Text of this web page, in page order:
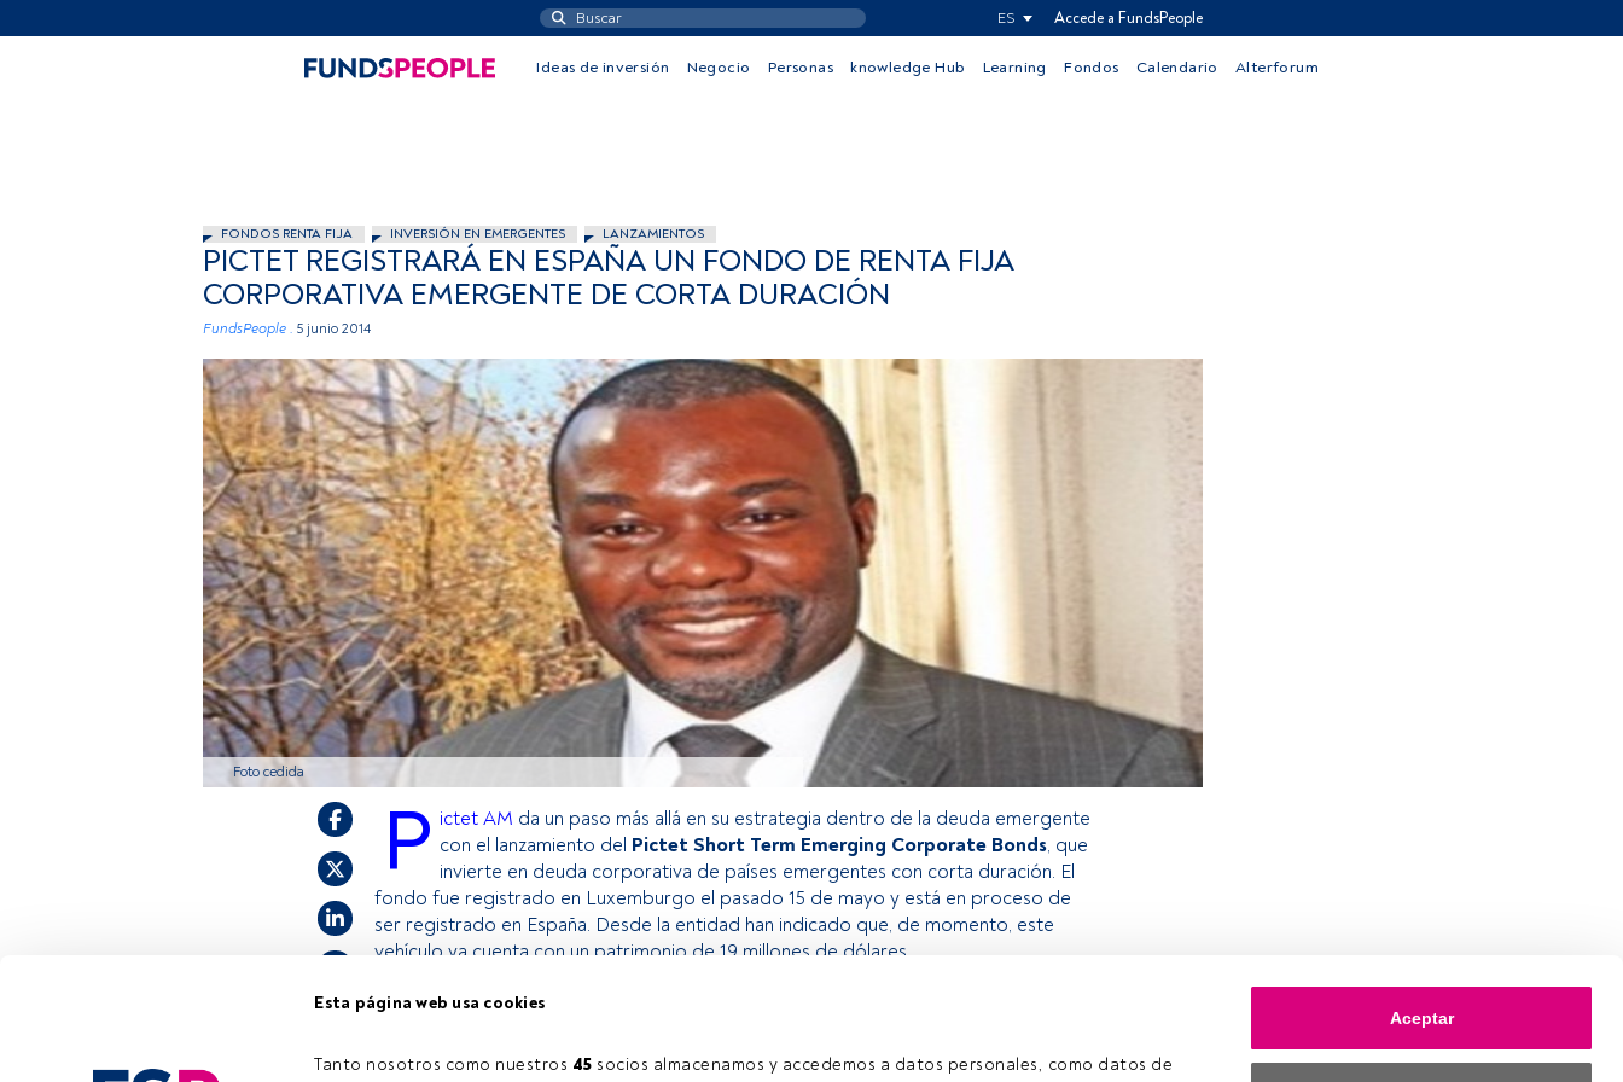
Esta página web usa cookies
Tanto nosotros como nuestros 45 socios almacenamos y accedemos a datos personales, como datos de
Aceptar
ES Accede a FundsPeople
Ideas de inversión Negocio Personas knowledge Hub Learning Fondos Calendario Alterforum
FONDOS RENTA FIJA INVERSIÓN EN EMERGENTES LANZAMIENTOS
PICTET REGISTRARÁ EN ESPAÑA UN FONDO DE RENTA FIJA
CORPORATIVA EMERGENTE DE CORTA DURACIÓN
FundsPeople . 5 junio 2014
Foto cedida
P ictet AM da un paso más allá en su estrategia dentro de la deuda emergente
con el lanzamiento del Pictet Short Term Emerging Corporate Bonds, que
invierte en deuda corporativa de países emergentes con corta duración. El
fondo fue registrado en Luxemburgo el pasado 15 de mayo y está en proceso de
ser registrado en España. Desde la entidad han indicado que, de momento, este
vehículo ya cuenta con un patrimonio de 19 millones de dólares.
estás registrado, accede desde el botón Login. Si aún no tienes cuenta, te